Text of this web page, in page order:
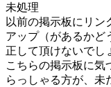
未処理
以前の掲示板にリン
アップ（があるかど
正して頂けないでし
こちらの掲示板に気
らっしゃる方が、未